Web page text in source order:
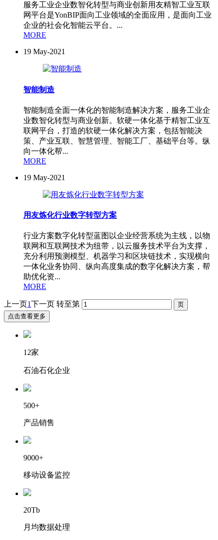
服务工业企业数智化转型与商业创新用友精智工业互联
网平台是YonBIP面向工业领域的全面应用，是面向工业
企业的社会化智能云平台。...
MORE
19 May-2021
智能制造
智能制造全面一体化的智能制造解决方案，服务工业企
业数智化转型与商业创新。软硬一体化基于精智工业互
联网平台，打造的软硬一体化解决方案，包括智能决
策、产业互联、智慧管理、智能工厂、基础平台等。纵
向一体化帮...
MORE
19 May-2021
用友炼化行业数字转型方案
行业方案数字化转型蓝图以企业经营系统为主线，以物
联网和互联网技术为纽带，以云服务技术平台为支撑，
充分利用预测模型、机器学习和区块链技术，实现横向
一体化业务协同、纵向高度集成的数字化解决方案，帮
助优化资...
MORE
上一页1下一页 转至第
点击查看更多
12家
石油石化企业
500+
产品销售
9000+
移动设备监控
20Tb
月均数据处理